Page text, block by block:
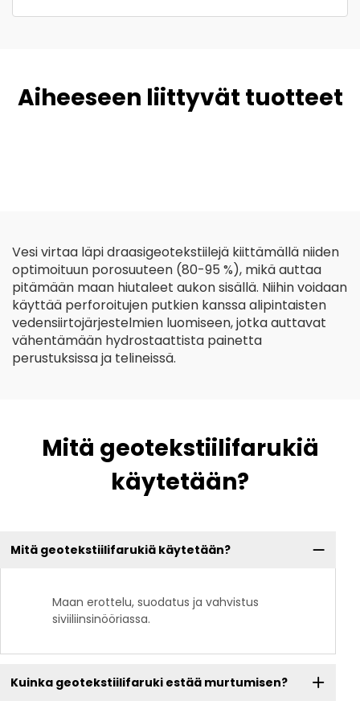
Aiheeseen liittyvät tuotteet
Vesi virtaa läpi draasigeotekstiilejä kiittämällä niiden
optimoituun porosuuteen (80-95 %), mikä auttaa
pitämään maan hiutaleet aukon sisällä. Niihin voidaan
käyttää perforoitujen putkien kanssa alipintaisten
vedensiirtojärjestelmien luomiseen, jotka auttavat
vähentämään hydrostaattista painetta
perustuksissa ja telineissä.
Mitä geotekstiilifarukiä
käytetään?
Mitä geotekstiilifarukiä käytetään?
Maan erottelu, suodatus ja vahvistus
siviiliinsinööriassa.
Kuinka geotekstiilifaruki estää murtumisen?